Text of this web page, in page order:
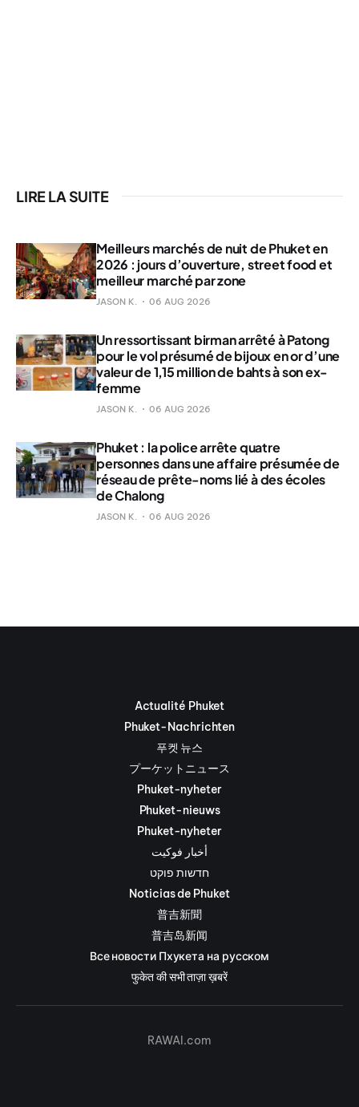
LIRE LA SUITE
Meilleurs marchés de nuit de Phuket en
2026 : jours d’ouverture, street food et
meilleur marché par zone
JASON K. 06 AUG 2026
Un ressortissant birman arrêté à Patong
pour le vol présumé de bijoux en or d’une
valeur de 1,15 million de bahts à son ex-
femme
JASON K. 06 AUG 2026
Phuket : la police arrête quatre
personnes dans une affaire présumée de
réseau de prête-noms lié à des écoles
de Chalong
JASON K. 06 AUG 2026
Actualité Phuket
Phuket-Nachrichten
푸켓 뉴스
プーケットニュース
Phuket-nyheter
Phuket-nieuws
Phuket-nyheter
أخبار فوكيت
חדשות פוקט
Noticias de Phuket
普吉新聞
普吉岛新闻
Все новости Пхукета на русском
फुकेत की सभी ताज़ा ख़बरें
RAWAI.com